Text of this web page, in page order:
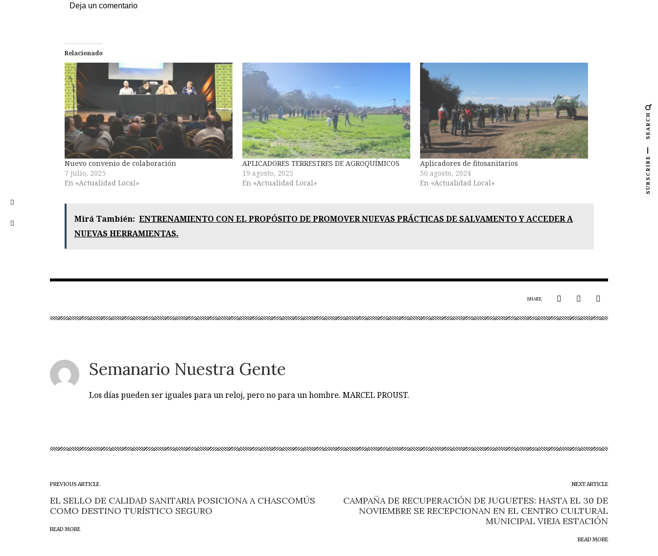
Deja un comentario
Relacionado
Nuevo convenio de colaboración
7 julio, 2025
En «Actualidad Local»
APLICADORES TERRESTRES DE AGROQUÍMICOS
19 agosto, 2025
En «Actualidad Local»
Aplicadores de fitosanitarios
30 agosto, 2024
En «Actualidad Local»
Mirá También: ENTRENAMIENTO CON EL PROPÓSITO DE PROMOVER NUEVAS PRÁCTICAS DE SALVAMENTO Y ACCEDER A
NUEVAS HERRAMIENTAS.
SHARE
Semanario Nuestra Gente
Los días pueden ser iguales para un reloj, pero no para un hombre. MARCEL PROUST.
PREVIOUS ARTICLE
EL SELLO DE CALIDAD SANITARIA POSICIONA A CHASCOMÚS
COMO DESTINO TURÍSTICO SEGURO
READ MORE
NEXT ARTICLE
CAMPAÑA DE RECUPERACIÓN DE JUGUETES: HASTA EL 30 DE
NOVIEMBRE SE RECEPCIONAN EN EL CENTRO CULTURAL
MUNICIPAL VIEJA ESTACIÓN
READ MORE
SEARCH
SUBSCRIBE